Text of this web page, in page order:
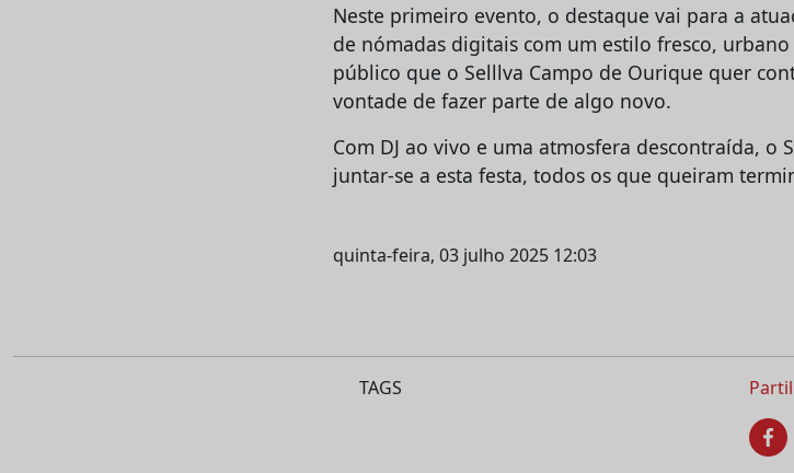
Neste primeiro evento, o destaque vai para a
de nómadas digitais com um estilo fresco,
público que o Selllva Campo de Ourique quer
vontade de fazer parte de algo novo.
Com DJ ao vivo e uma atmosfera descontraída, o
juntar-se a esta festa, todos os que queiram
quinta-feira, 03 julho 2025 12:03
TAGS